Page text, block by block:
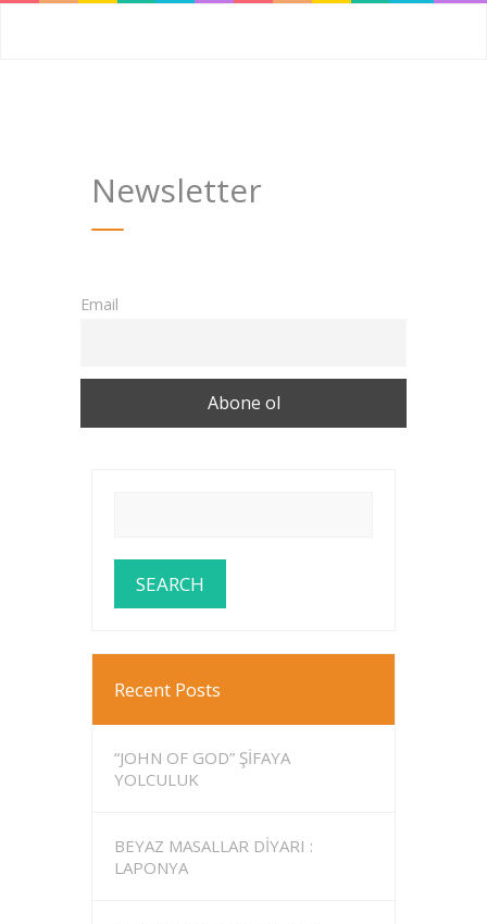
Newsletter
Email
Recent Posts
“JOHN OF GOD” ŞİFAYA
YOLCULUK
BEYAZ MASALLAR DİYARI :
LAPONYA